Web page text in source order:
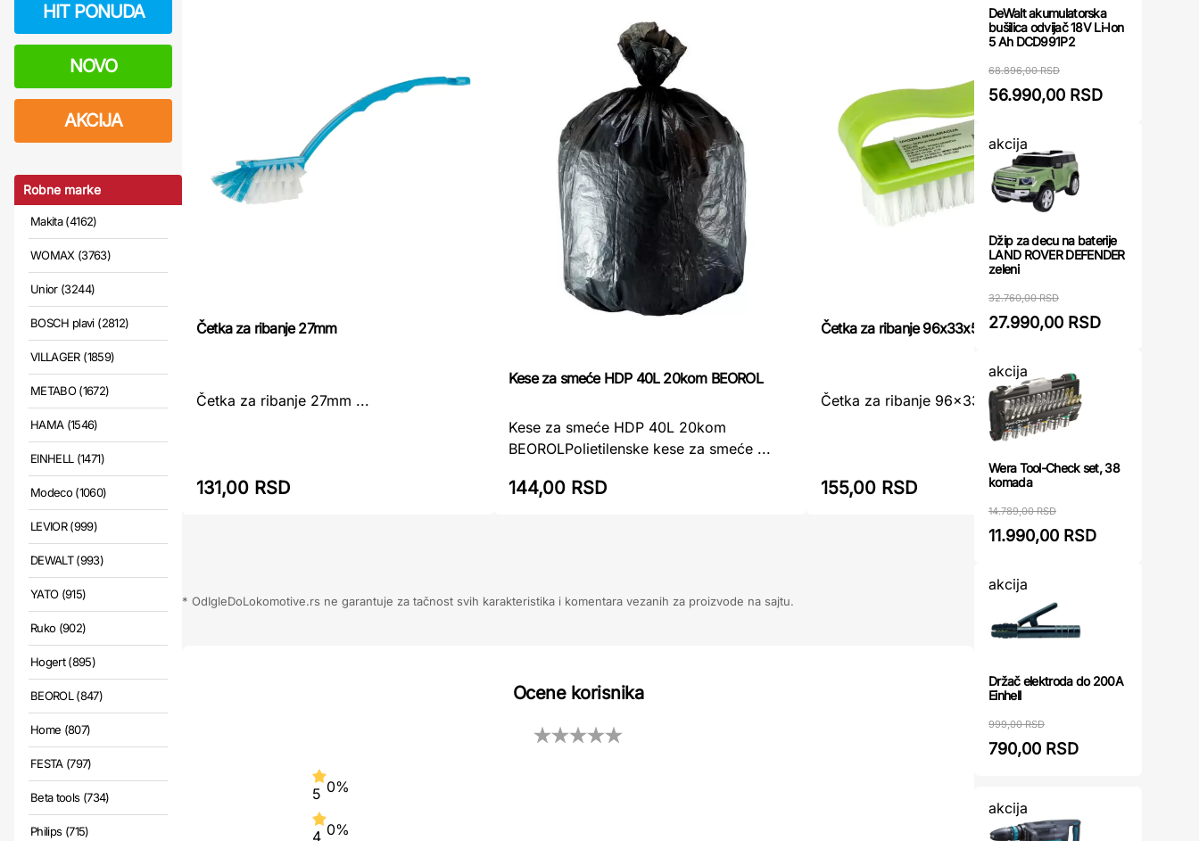
HIT PONUDA
NOVO
AKCIJA
Robne marke
Makita (4162)
WOMAX (3763)
Unior (3244)
BOSCH plavi (2812)
VILLAGER (1859)
METABO (1672)
HAMA (1546)
EINHELL (1471)
Modeco (1060)
LEVIOR (999)
DEWALT (993)
YATO (915)
Ruko (902)
Hogert (895)
BEOROL (847)
Home (807)
FESTA (797)
Beta tools (734)
Philips (715)
Četka za ribanje 27mm
Četka za ribanje 27mm ...
131,00 RSD
Kese za smeće HDP 40L 20kom BEOROL
Kese za smeće HDP 40L 20kom
BEOROLPolietilenske kese za smeće ...
144,00 RSD
Četka za ribanje 96x33x50mm
Četka za ribanje 96x33x50mm ...
155,00 RSD
* OdIgleDoLokomotive.rs ne garantuje za tačnost svih karakteristika i komentara vezanih za proizvode na sajtu.
Ocene korisnika
5 0%
4 0%
DeWalt akumulatorska
bušilica odvijač 18V Li-Ion
5 Ah DCD991P2
68.896,00 RSD
56.990,00 RSD
akcija
Džip za decu na baterije
LAND ROVER DEFENDER
zeleni
32.760,00 RSD
27.990,00 RSD
akcija
Wera Tool-Check set, 38
komada
14.789,00 RSD
11.990,00 RSD
akcija
Držač elektroda do 200A
Einhell
999,00 RSD
790,00 RSD
akcija